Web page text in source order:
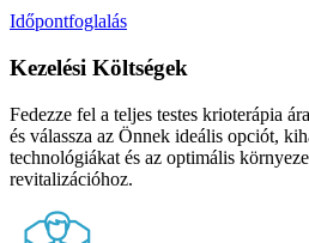
Időpontfoglalás
Kezelési Költségek
Fedezze fel a teljes testes krioterápia
és válassza az Önnek ideális opciót,
technológiákat és az optimális
revitalizációhoz.